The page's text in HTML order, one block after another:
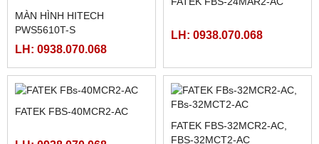
TG465-MT , HMI XINJE
TG465-MT
MÀN HÌNH TPC1061TI(TX)
LH: 0938.070.068
HỘP ĐIỀU KHIỂN THẮNG
HỘP THẮNG TỪ GXZK-C
LH: 0938.070.068